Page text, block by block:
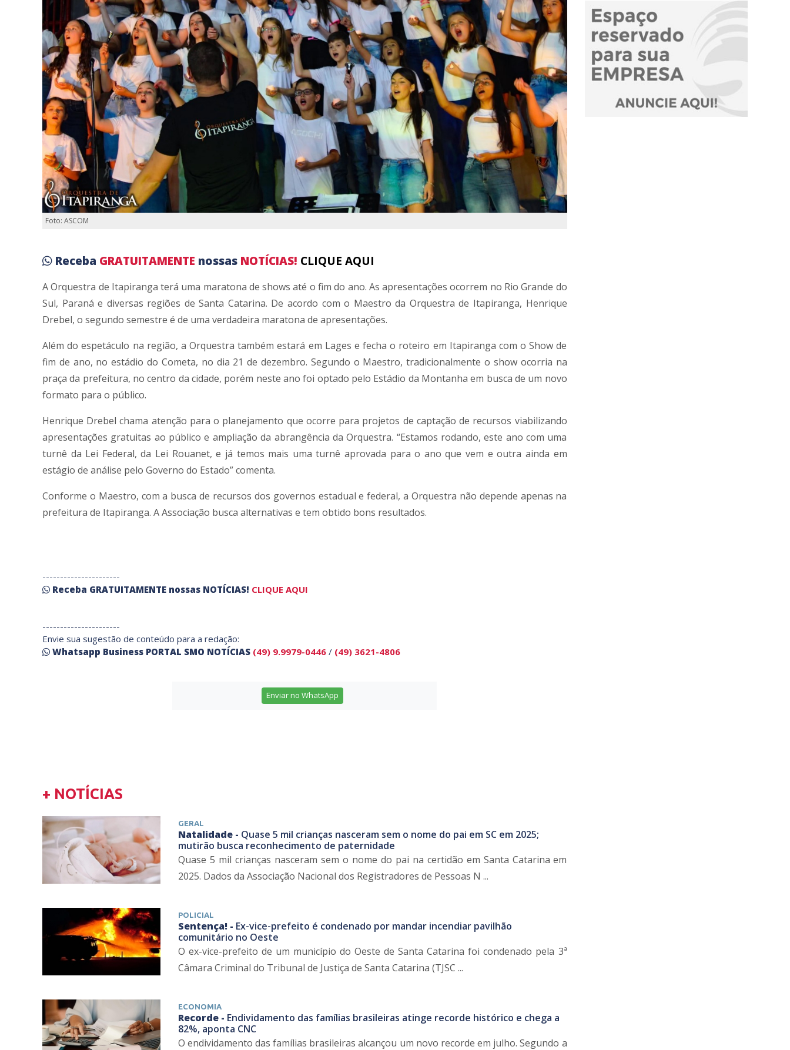
Foto: ASCOM
Receba GRATUITAMENTE nossas NOTÍCIAS! CLIQUE AQUI
A Orquestra de Itapiranga terá uma maratona de shows até o fim do ano. As apresentações ocorrem no Rio Grande do
Sul, Paraná e diversas regiões de Santa Catarina. De acordo com o Maestro da Orquestra de Itapiranga, Henrique
Drebel, o segundo semestre é de uma verdadeira maratona de apresentações.
Além do espetáculo na região, a Orquestra também estará em Lages e fecha o roteiro em Itapiranga com o Show de
fim de ano, no estádio do Cometa, no dia 21 de dezembro. Segundo o Maestro, tradicionalmente o show ocorria na
praça da prefeitura, no centro da cidade, porém neste ano foi optado pelo Estádio da Montanha em busca de um novo
formato para o público.
Henrique Drebel chama atenção para o planejamento que ocorre para projetos de captação de recursos viabilizando
apresentações gratuitas ao público e ampliação da abrangência da Orquestra. “Estamos rodando, este ano com uma
turnê da Lei Federal, da Lei Rouanet, e já temos mais uma turnê aprovada para o ano que vem e outra ainda em
estágio de análise pelo Governo do Estado” comenta.
Conforme o Maestro, com a busca de recursos dos governos estadual e federal, a Orquestra não depende apenas na
prefeitura de Itapiranga. A Associação busca alternativas e tem obtido bons resultados.
----------------------
Receba GRATUITAMENTE nossas NOTÍCIAS! CLIQUE AQUI
----------------------
Envie sua sugestão de conteúdo para a redação:
Whatsapp Business PORTAL SMO NOTÍCIAS (49) 9.9979-0446 / (49) 3621-4806
Enviar no WhatsApp
+ NOTÍCIAS
GERAL
Natalidade - Quase 5 mil crianças nasceram sem o nome do pai em SC em 2025;
mutirão busca reconhecimento de paternidade
Quase 5 mil crianças nasceram sem o nome do pai na certidão em Santa Catarina em
2025. Dados da Associação Nacional dos Registradores de Pessoas N ...
POLICIAL
Sentença! - Ex-vice-prefeito é condenado por mandar incendiar pavilhão
comunitário no Oeste
O ex-vice-prefeito de um município do Oeste de Santa Catarina foi condenado pela 3ª
Câmara Criminal do Tribunal de Justiça de Santa Catarina (TJSC ...
ECONOMIA
Recorde - Endividamento das famílias brasileiras atinge recorde histórico e chega a
82%, aponta CNC
O endividamento das famílias brasileiras alcançou um novo recorde em julho. Segundo a